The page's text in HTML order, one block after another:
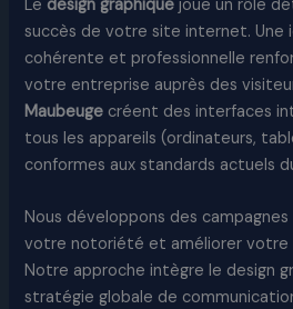
Le design graphiquejoue un rôle
succès de votre site internet. Une
cohérente et professionnelle
votre entreprise auprès des
Maubeuge créent des interfaces
tous les appareils (ordinateurs,
conformes aux standards actuels
Nous développons des
votre notoriété et améliorer votre
Notre approche intègre le design
stratégie globale de